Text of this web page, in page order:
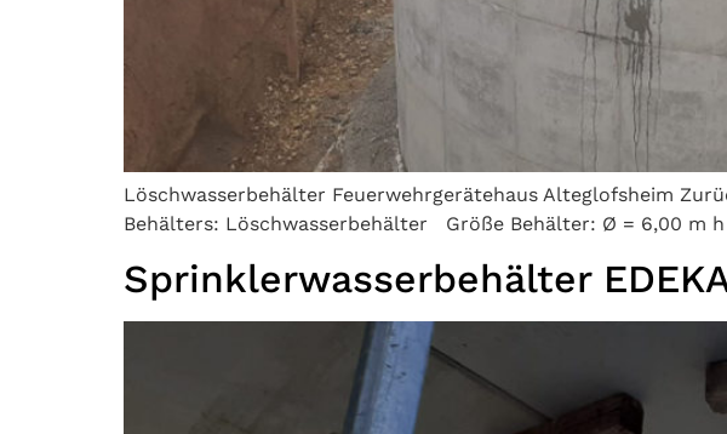
Löschwasserbehälter Feuerwehrgerätehaus Alteglofsheim
Behälters: Löschwasserbehälter Größe Behälter: Ø = 6,00 m
Sprinklerwasserbehälter